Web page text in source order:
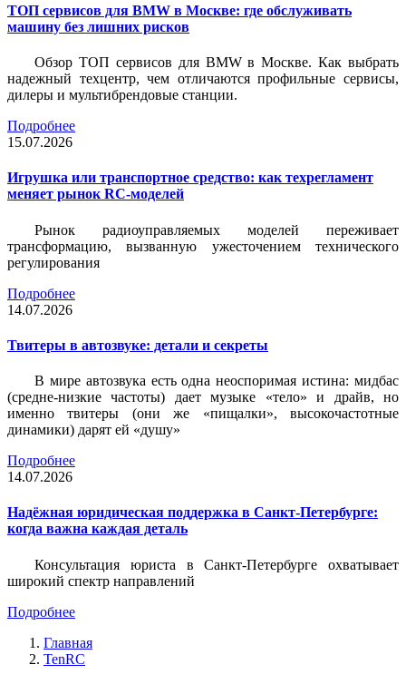
ТОП сервисов для BMW в Москве: где обслуживать
машину без лишних рисков
Обзор ТОП сервисов для BMW в Москве. Как выбрать
надежный техцентр, чем отличаются профильные сервисы,
дилеры и мультибрендовые станции.
Подробнее
15.07.2026
Игрушка или транспортное средство: как техрегламент
меняет рынок RC-моделей
Рынок радиоуправляемых моделей переживает
трансформацию, вызванную ужесточением технического
регулирования
Подробнее
14.07.2026
Твитеры в автозвуке: детали и секреты
В мире автозвука есть одна неоспоримая истина: мидбас
(средне-низкие частоты) дает музыке «тело» и драйв, но
именно твитеры (они же «пищалки», высокочастотные
динамики) дарят ей «душу»
Подробнее
14.07.2026
Надёжная юридическая поддержка в Санкт-Петербурге:
когда важна каждая деталь
Консультация юриста в Санкт-Петербурге охватывает
широкий спектр направлений
Подробнее
Главная
TenRC